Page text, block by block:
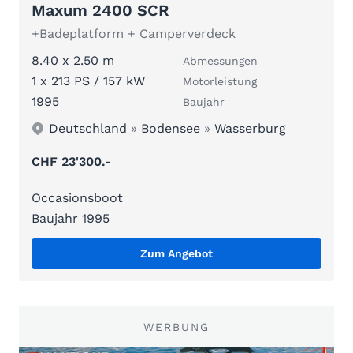
Maxum 2400 SCR
+Badeplatform + Camperverdeck
8.40 x 2.50 m
Abmessungen
1 x 213 PS / 157 kW Motorleistung
1995 Baujahr
Deutschland » Bodensee »Wasserburg
CHF 23'300.-
Occasionsboot
Baujahr 1995
Zum Angebot
WERBUNG